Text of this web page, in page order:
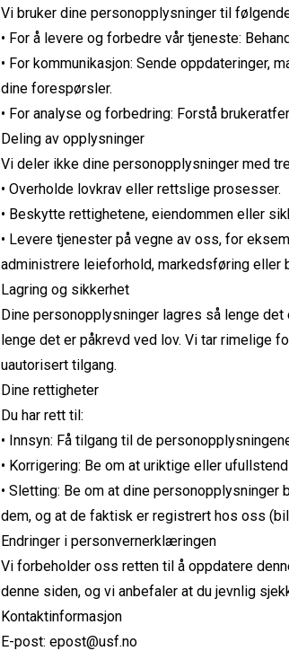
Vi bruker dine personopplysninger til
• For å levere og forbedre vår tjeneste:
• For kommunikasjon: Sende oppdateringer,
dine forespørsler.
• For analyse og forbedring: Forstå
Deling av opplysninger
Vi deler ikke dine personopplysninger med
• Overholde lovkrav eller rettslige prosesser.
• Beskytte rettighetene, eiendommen eller
• Levere tjenester på vegne av oss, for
administrere leieforhold, markedsføring eller
Lagring og sikkerhet
Dine personopplysninger lagres så lenge
lenge det er påkrevd ved lov. Vi tar rimelige
uautorisert tilgang.
Dine rettigheter
Du har rett til:
• Innsyn: Få tilgang til de
• Korrigering: Be om at uriktige eller
• Sletting: Be om at dine
dem, og at de faktisk er registrert hos oss
Endringer i personvernerklæringen
Vi forbeholder oss retten til å oppdatere
denne siden, og vi anbefaler at du jevnlig
Kontaktinformasjon
E-post: epost@usf.no